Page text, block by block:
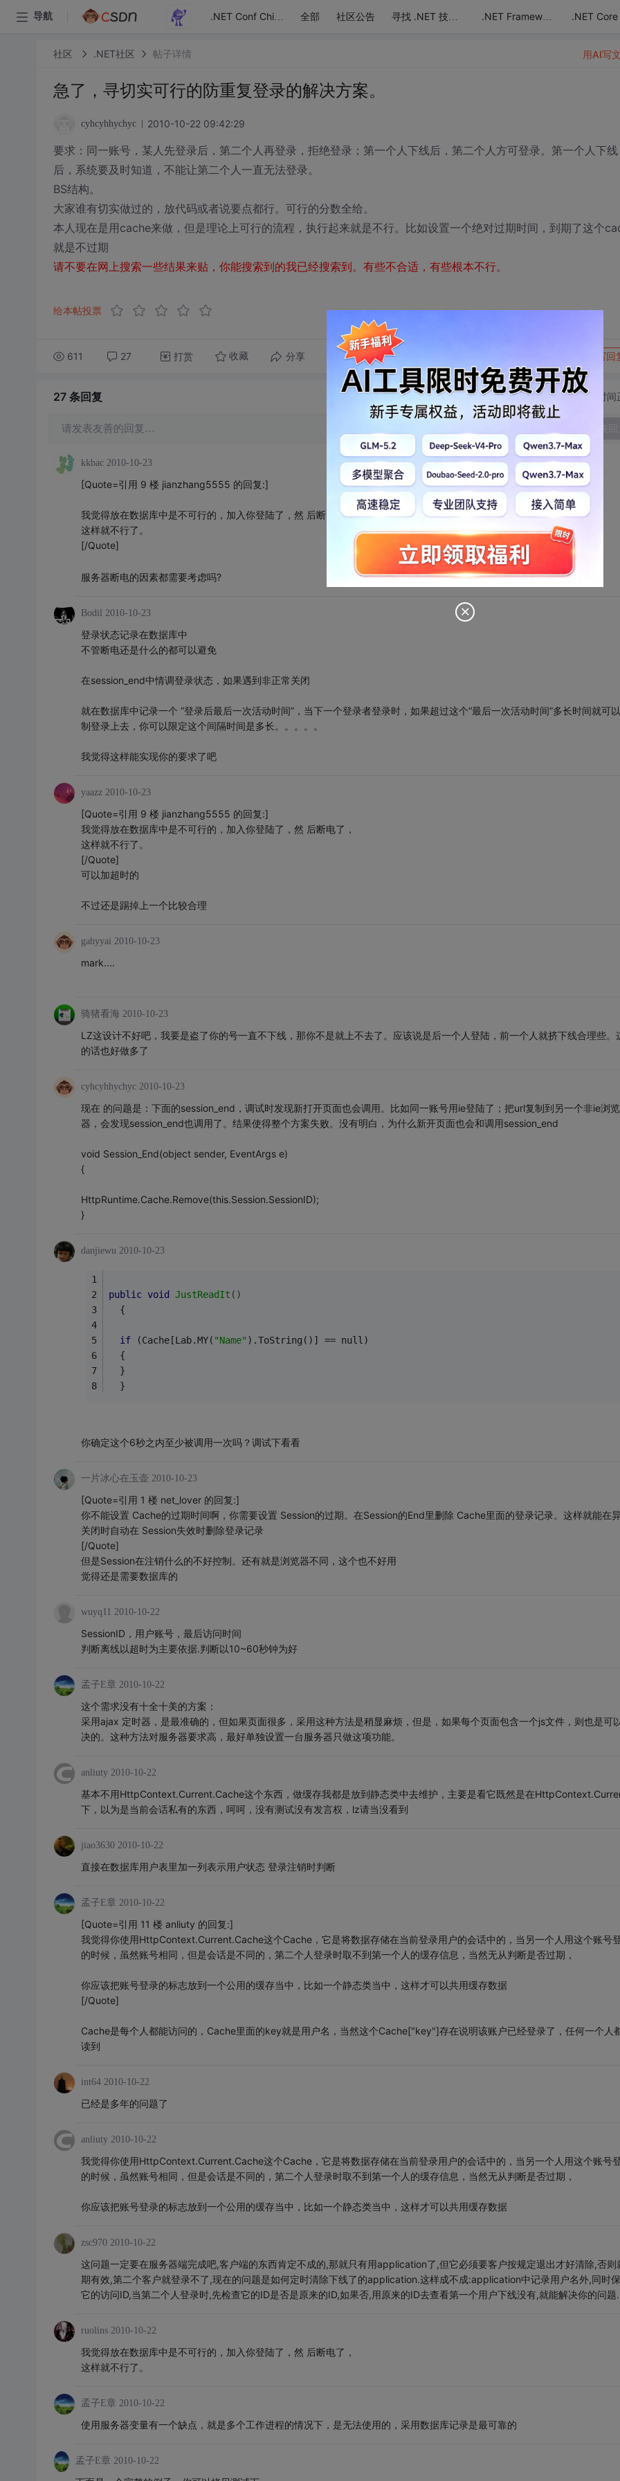
导航 .NET Conf China 全部 社区公告 寻找 .NET 技术达人 .NET Framework .NET Core
社区 .NET社区 帖子详情
急了，寻切实可行的防重复登录的解决方案。
cyhcyhhychyc 2010-10-22 09:42:29
要求：同一账号，某人先登录后，第二个人再登录，拒绝登录；第一个人下线后，第二个人方可登录。第一个人下线
后，系统要及时知道，不能让第二个人一直无法登录。
BS结构。
大家谁有切实做过的，放代码或者说要点都行。可行的分数全给。
本人现在是用cache来做，但是理论上可行的流程，执行起来就是不行。比如设置一个绝对过期时间，到期了这个
就是不过期
请不要在网上搜索一些结果来贴，你能搜索到的我已经搜索到。有些不合适，有些根本不行。
给本帖投票
611 27 打赏 收藏 分享 转发到动态 写回
用AI写
27 条回复 切换为时间
请发表友善的回复…
kkbac 2010-10-23
[Quote=引用 9 楼 jianzhang5555 的回复:]
我觉得放在数据库中是不可行的，加入你登陆了，然 后断电了，
这样就不行了。
[/Quote]
服务器断电的因素都需要考虑吗?
Bodil 2010-10-23
登录状态记录在数据库中
不管断电还是什么的都可以避免
在session_end中情调登录状态，如果遇到非正常关闭
就在数据库中记录一个 “登录后最后一次活动时间”，当下一个登录者登录时，如果超过这个“最后一次活动时间”多长时间就可
制登录上去，你可以限定这个间隔时间是多长。。。。。
我觉得这样能实现你的要求了吧
yaazz 2010-10-23
[Quote=引用 9 楼 jianzhang5555 的回复:]
我觉得放在数据库中是不可行的，加入你登陆了，然 后断电了，
这样就不行了。
[/Quote]
可以加超时的
不过还是踢掉上一个比较合理
gahyyai 2010-10-23
mark....
骑猪看海 2010-10-23
LZ这设计不好吧，我要是盗了你的号一直不下线，那你不是就上不去了。应该说是后一个人登陆，前一个人就挤下线合理些。
的话也好做多了
cyhcyhhychyc 2010-10-23
现在 的问题是：下面的session_end，调试时发现新打开页面也会调用。比如同一账号用ie登陆了；把url复制到另一个非ie浏览
器，会发现session_end也调用了。结果使得整个方案失败。没有明白，为什么新开页面也会和调用session_end
void Session_End(object sender, EventArgs e)
{
HttpRuntime.Cache.Remove(this.Session.SessionID);
}
danjiewu 2010-10-23
public void JustReadIt ()
  {
if (Cache[Lab.MY( "Name" ).ToString()] == null)
  {
  }
  }
你确定这个6秒之内至少被调用一次吗？调试下看看
一片冰心在玉壶 2010-10-23
[Quote=引用 1 楼 net_lover 的回复:]
你不能设置 Cache的过期时间啊，你需要设置 Session的过期。在Session的End里删除 Cache里面的登录记录。这样就能在
关闭时自动在 Session失效时删除登录记录
[/Quote]
但是Session在注销什么的不好控制。还有就是浏览器不同，这个也不好用
觉得还是需要数据库的
wuyq11 2010-10-22
SessionID，用户账号，最后访问时间
判断离线以超时为主要依据.判断以10~60秒钟为好
孟子E章 2010-10-22
这个需求没有十全十美的方案：
采用ajax 定时器，是最准确的，但如果页面很多，采用这种方法是稍显麻烦，但是，如果每个页面包含一个js文件，则也是可
决的。这种方法对服务器要求高，最好单独设置一台服务器只做这项功能。
anliuty 2010-10-22
基本不用HttpContext.Current.Cache这个东西，做缓存我都是放到静态类中去维护，主要是看它既然是在
下，以为是当前会话私有的东西，呵呵，没有测试没有发言权，lz请当没看到
jiao3630 2010-10-22
直接在数据库用户表里加一列表示用户状态 登录注销时判断
孟子E章 2010-10-22
[Quote=引用 11 楼 anliuty 的回复:]
我觉得你使用HttpContext.Current.Cache这个Cache，它是将数据存储在当前登录用户的会话中的，当另一个人用这个账号
的时候，虽然账号相同，但是会话是不同的，第二个人登录时取不到第一个人的缓存信息，当然无从判断是否过期，
你应该把账号登录的标志放到一个公用的缓存当中，比如一个静态类当中，这样才可以共用缓存数据
[/Quote]
Cache是每个人都能访问的，Cache里面的key就是用户名，当然这个Cache["key"]存在说明该账户已经登录了，任何一个人
读到
int64 2010-10-22
已经是多年的问题了
anliuty 2010-10-22
我觉得你使用HttpContext.Current.Cache这个Cache，它是将数据存储在当前登录用户的会话中的，当另一个人用这个账号
的时候，虽然账号相同，但是会话是不同的，第二个人登录时取不到第一个人的缓存信息，当然无从判断是否过期，
你应该把账号登录的标志放到一个公用的缓存当中，比如一个静态类当中，这样才可以共用缓存数据
zsc970 2010-10-22
这问题一定要在服务器端完成吧,客户端的东西肯定不成的,那就只有用application了,但它必须要客户按规定退出才好清除,否则
期有效,第二个客户就登录不了,现在的问题是如何定时清除下线了的application.这样成不成:application中记录用户名外,同时
它的访问ID,当第二个人登录时,先检查它的ID是否是原来的ID,如果否,用原来的ID去查看第一个用户下线没有,就能解决你的问题.
ruolins 2010-10-22
我觉得放在数据库中是不可行的，加入你登陆了，然 后断电了，
这样就不行了。
孟子E章 2010-10-22
使用服务器变量有一个缺点，就是多个工作进程的情况下，是无法使用的，采用数据库记录是最可靠的
孟子E章 2010-10-22